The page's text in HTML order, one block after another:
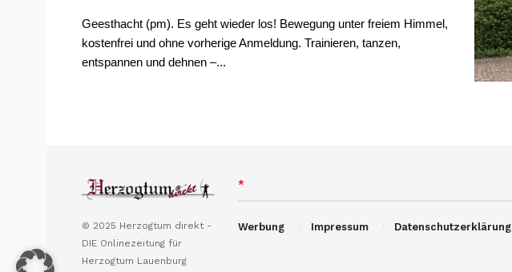
Geesthacht (pm). Es geht wieder los! Bewegung unter freiem Himmel,
kostenfrei und ohne vorherige Anmeldung. Trainieren, tanzen,
entspannen und dehnen –...
© 2025 Herzogtum direkt -
DIE Onlinezeitung für
Herzogtum Lauenburg
*
Werbung Impressum Datenschutzerklärung